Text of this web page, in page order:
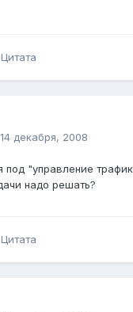
Цитата
14 декабря, 2008
под "управление
надо решать?
Цитата